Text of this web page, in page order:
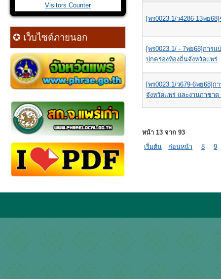
Visitors Counter
✪ เว็บไซต์ภายนอก
[พร0023.1/ว4286-13พย
[พร0023.1/ - 7พย68]การ
ปกครองท้องถิ่นจังหวัดแพร่
[พร0023.1/ว679-6พย68]ก
จังหวัดแพร่ และงานกาชาด
หน้า 13 จาก 93
เริ่มต้น
ก่อนหน้า 8 9